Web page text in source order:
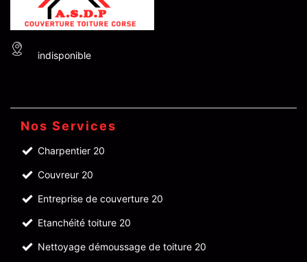
indisponible
Nos Services
Charpentier 20
Couvreur 20
Entreprise de couverture 20
Etanchéité toiture 20
Nettoyage démoussage de toiture 20